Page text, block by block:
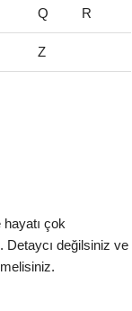
Q R
Z
çok
Detaycı değilsiniz ve